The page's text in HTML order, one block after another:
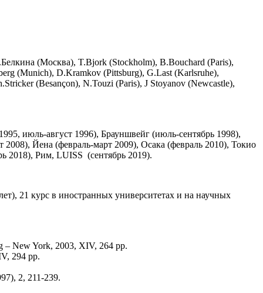
(Москва), T.Bjork (Stockholm), B.Bouchard (Paris),
(Munich), D.Kramkov (Pittsburg), G.Last (Karlsruhe),
(Besançon), N.Touzi (Paris), J Stoyanov (Newcastle),
июль-август 1996), Брауншвейг (июль-сентябрь 1998),
Йена (февраль-март 2009), Осака (февраль 2010), Токио
2018), Рим, LUISS (сентябрь 2019).
21 курс в иностранных университетах и на научных
– New York, 2003, XIV, 264 pp.
294 pp.
2, 211-239.